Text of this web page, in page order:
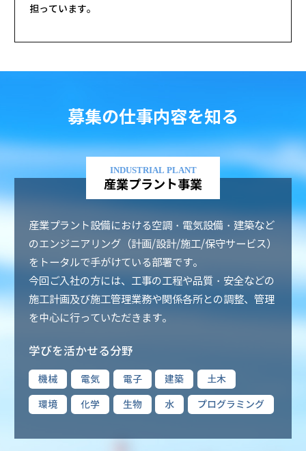
担っています。
募集の仕事内容を知る
INDUSTRIAL PLANT
産業プラント事業
産業プラント設備における空調・電気設備・建築など
のエンジニアリング（計画/設計/施工/保守サービス）
をトータルで手がけている部署です。
今回ご入社の方には、工事の工程や品質・安全などの
施工計画及び施工管理業務や関係各所との調整、管理
を中心に行っていただきます。
学びを活かせる分野
機械 電気 電子 建築 土木
環境 化学 生物 水 プログラミング